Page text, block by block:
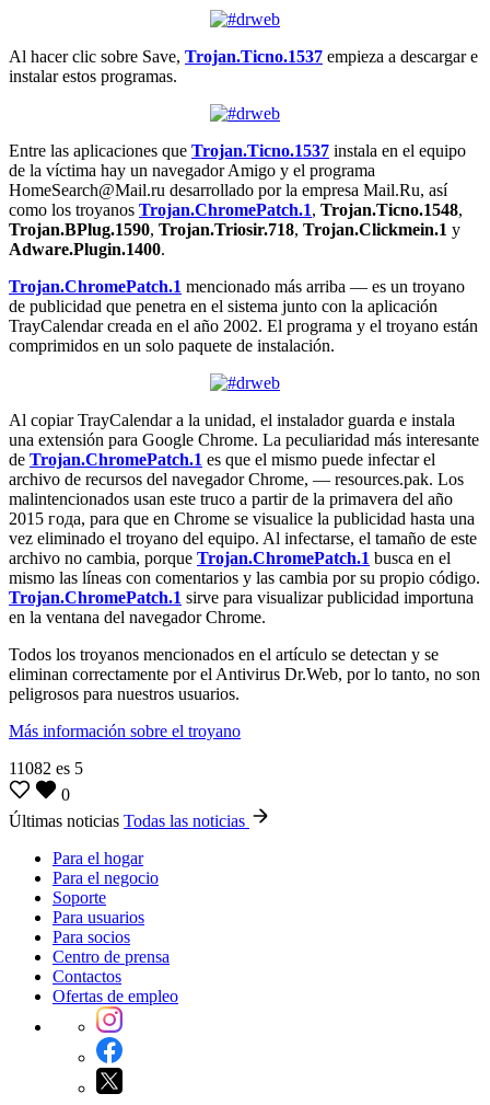
Al hacer clic sobre Save, Trojan.Ticno.1537 empieza a descargar e
instalar estos programas.
Entre las aplicaciones que Trojan.Ticno.1537 instala en el equipo
de la víctima hay un navegador Amigo y el programa
HomeSearch@Mail.ru desarrollado por la empresa Mail.Ru, así
como los troyanos Trojan.ChromePatch.1, Trojan.Ticno.1548,
Trojan.BPlug.1590, Trojan.Triosir.718, Trojan.Clickmein.1 y
Adware.Plugin.1400.
Trojan.ChromePatch.1 mencionado más arriba — es un troyano
de publicidad que penetra en el sistema junto con la aplicación
TrayCalendar creada en el año 2002. El programa y el troyano están
comprimidos en un solo paquete de instalación.
Al copiar TrayCalendar a la unidad, el instalador guarda e instala
una extensión para Google Chrome. La peculiaridad más interesante
de Trojan.ChromePatch.1 es que el mismo puede infectar el
archivo de recursos del navegador Chrome, — resources.pak. Los
malintencionados usan este truco a partir de la primavera del año
2015 года, para que en Chrome se visualice la publicidad hasta una
vez eliminado el troyano del equipo. Al infectarse, el tamaño de este
archivo no cambia, porque Trojan.ChromePatch.1 busca en el
mismo las líneas con comentarios y las cambia por su propio código.
Trojan.ChromePatch.1 sirve para visualizar publicidad importuna
en la ventana del navegador Chrome.
Todos los troyanos mencionados en el artículo se detectan y se
eliminan correctamente por el Antivirus Dr.Web, por lo tanto, no son
peligrosos para nuestros usuarios.
Más información sobre el troyano
11082 es 5
0
Últimas noticias Todas las noticias
Para el hogar
Para el negocio
Soporte
Para usuarios
Para socios
Centro de prensa
Contactos
Ofertas de empleo